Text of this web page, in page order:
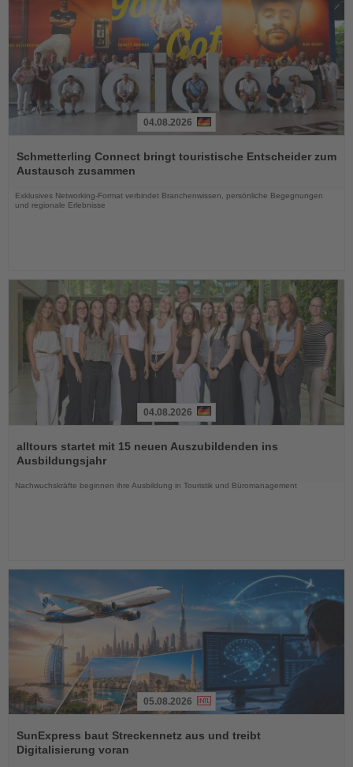
Sie
die
04.08.2026
Schmetterling Connect bringt touristische Entscheider zum
Austausch zusammen
Exklusives Networking-Format verbindet Branchenwissen, persönliche Begegnungen
und regionale Erlebnisse
Sie
die
04.08.2026
alltours startet mit 15 neuen Auszubildenden ins
Ausbildungsjahr
Nachwuchskräfte beginnen ihre Ausbildung in Touristik und Büromanagement
Sie
die
Nachrichten
05.08.2026
SunExpress baut Streckennetz aus und treibt
Digitalisierung voran